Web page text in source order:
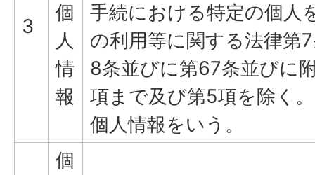
3
個
人
情
報
手続における特定の個人
の利用等に関する法律第
8条並びに第67条並びに
項まで及び第5項を除く
個人情報をいう。
個